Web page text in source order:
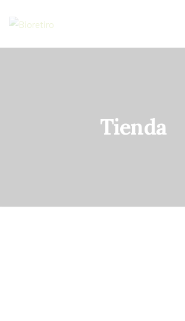
Tienda